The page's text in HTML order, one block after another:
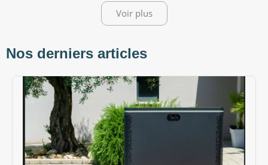
Voir plus
Nos derniers articles